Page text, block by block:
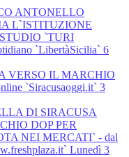
ANTONELLO
L`ISTITUZIONE
`TURI
`LibertàSicilia` 6
VERSO IL MARCHIO
`Siracusaoggi.it` 3
DI SIRACUSA
DOP PER
NEI MERCATI` - dal
Lunedì 3